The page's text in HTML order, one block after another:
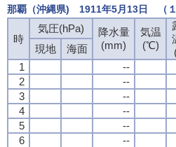
那覇（沖縄県) 1911年5月13日 （１
時
気圧(hPa)
降水量
(mm)
気温
(℃)
現地
海面
1
--
2
--
3
--
4
--
5
--
6
--
時
気圧(hPa)
降水量
(mm)
気温
(℃)
現地
海面
1
--
2
--
3
--
4
--
5
--
6
--
時
気圧(hPa)
降水量
(mm)
気温
(℃)
現地
海面
1
--
2
--
3
--
4
--
5
--
6
--
時
気圧(hPa)
降水量
(mm)
気温
(℃)
現地
海面
1
--
2
--
3
--
4
--
5
--
6
--